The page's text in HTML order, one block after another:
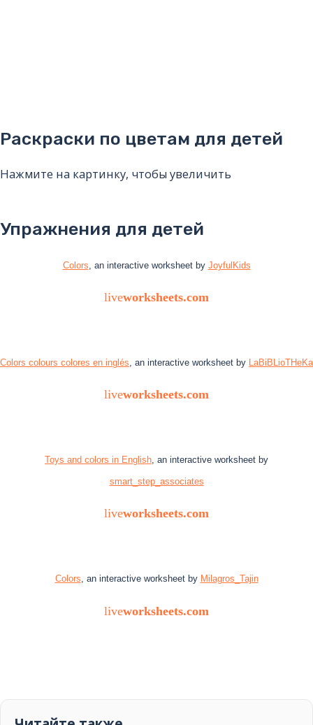
Раскраски по цветам для детей
Нажмите на картинку, чтобы увеличить
Упражнения для детей
Colors , an interactive worksheet by JoyfulKids
liveworksheets.com
Colors colours colores en inglés , an interactive worksheet by LaBiBLioTHeKa
liveworksheets.com
Toys and colors in English, an interactive worksheet by
smart_step_associates
liveworksheets.com
Colors, an interactive worksheet by Milagros_Tajin
liveworksheets.com